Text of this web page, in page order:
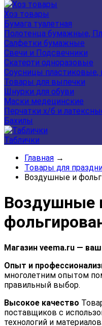
Хоз товары
Бумага туалетная
Полотенца бумажные,
Салфетки бумажные
Свечи и Подсвечники
Скатерти одноразовые
Соусницы пластиковые,
Товары для выпечки
Шнурки для обуви
Маски медецинские
Перчатки х/б и
Бахилы
Таблички
Главная →
Товары для
Воздушные и
Воздушные
Магазин veema.ru —
Опыт и
многолетним опытом
правильный выбор.
Высокое качество
поставщиков с
технологий и материалов.